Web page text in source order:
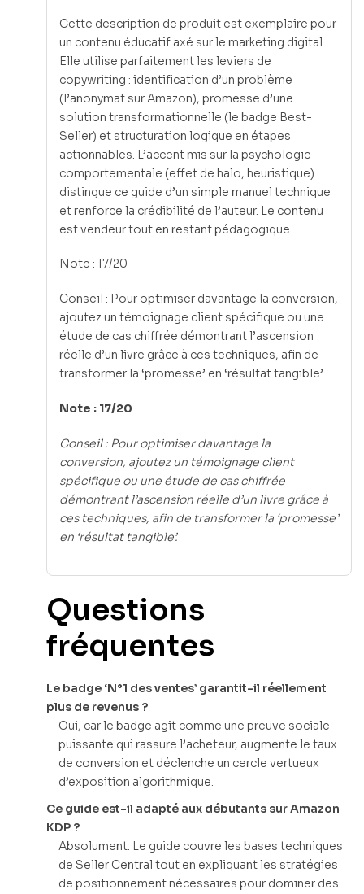
Cette description de produit est exemplaire pour
un contenu éducatif axé sur le marketing digital.
Elle utilise parfaitement les leviers de
copywriting : identification d’un problème
(l’anonymat sur Amazon), promesse d’une
solution transformationnelle (le badge Best-
Seller) et structuration logique en étapes
actionnables. L’accent mis sur la psychologie
comportementale (effet de halo, heuristique)
distingue ce guide d’un simple manuel technique
et renforce la crédibilité de l’auteur. Le contenu
est vendeur tout en restant pédagogique.
Note : 17/20
Conseil : Pour optimiser davantage la conversion,
ajoutez un témoignage client spécifique ou une
étude de cas chiffrée démontrant l’ascension
réelle d’un livre grâce à ces techniques, afin de
transformer la ‘promesse’ en ‘résultat tangible’.
Note : 17/20
Conseil : Pour optimiser davantage la
conversion, ajoutez un témoignage client
spécifique ou une étude de cas chiffrée
démontrant l’ascension réelle d’un livre grâce à
ces techniques, afin de transformer la ‘promesse’
en ‘résultat tangible’.
Questions
fréquentes
Le badge ‘N°1 des ventes’ garantit-il réellement
plus de revenus ?
Oui, car le badge agit comme une preuve sociale
puissante qui rassure l’acheteur, augmente le taux
de conversion et déclenche un cercle vertueux
d’exposition algorithmique.
Ce guide est-il adapté aux débutants sur Amazon
KDP ?
Absolument. Le guide couvre les bases techniques
de Seller Central tout en expliquant les stratégies
de positionnement nécessaires pour dominer des